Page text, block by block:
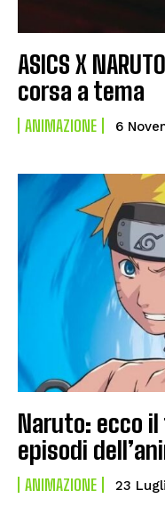
ASICS X
corsa a tema
ANIMAZIONE 6
Naruto: ecco
episodi
ANIMAZIONE 23